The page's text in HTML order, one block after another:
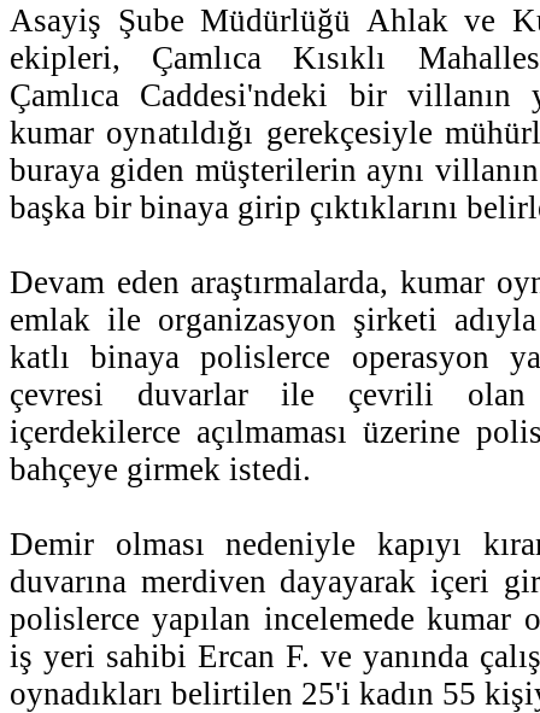
Asayiş Şube Müdürlüğü Ahlak ve
ekipleri, Çamlıca Kısıklı
Çamlıca Caddesi'ndeki bir villanın
kumar oynatıldığı gerekçesiyle
buraya giden müşterilerin aynı
başka bir binaya girip çıktıklarını
Devam eden araştırmalarda, kumar
emlak ile organizasyon şirketi
katlı binaya polislerce operasyon
çevresi duvarlar ile çevrili olan
içerdekilerce açılmaması üzerine
bahçeye girmek istedi.
Demir olması nedeniyle kapıyı
duvarına merdiven dayayarak içeri
polislerce yapılan incelemede kumar
iş yeri sahibi Ercan F. ve yanında
oynadıkları belirtilen 25'i kadın 55